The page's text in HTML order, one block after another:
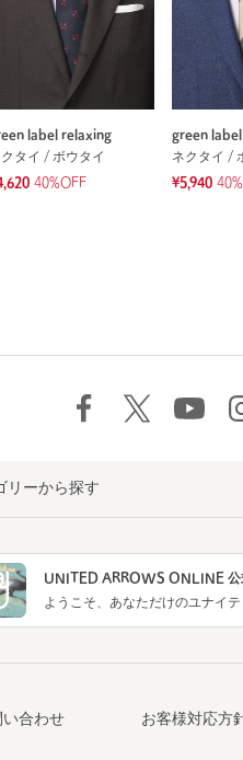
label relaxing
クタイ / ボウタイ
40%OFF
green
ネクタイ /
¥5,940
リーから探す
UNITED ARROWS ONLINE 公
ようこそ、あなただけのユナイ
い合わせ お客様対応方